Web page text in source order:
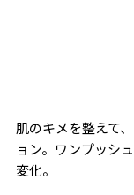
肌のキメを整えて
ョン。ワンプッシ
変化。